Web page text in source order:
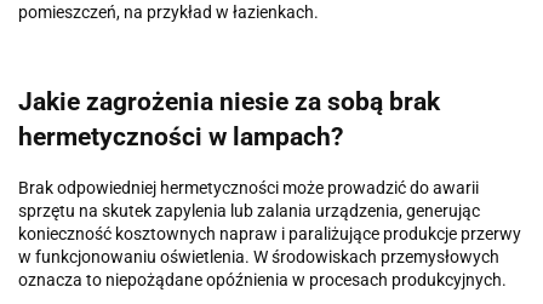
pomieszczeń, na przykład w łazienkach.
Jakie zagrożenia niesie za sobą brak
hermetyczności w lampach?
Brak odpowiedniej hermetyczności może prowadzić do awarii
sprzętu na skutek zapylenia lub zalania urządzenia, generując
konieczność kosztownych napraw i paraliżujące produkcje przerwy
w funkcjonowaniu oświetlenia. W środowiskach przemysłowych
oznacza to niepożądane opóźnienia w procesach produkcyjnych.